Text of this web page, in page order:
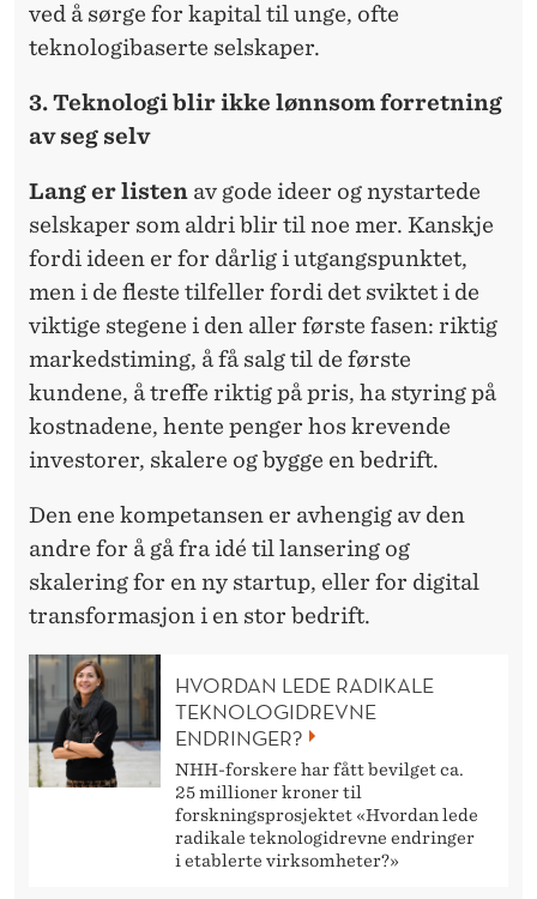
ved å sørge for kapital til unge, ofte
teknologibaserte selskaper.
3. Teknologi blir ikke lønnsom forretning
av seg selv
Lang er listen av gode ideer og nystartede
selskaper som aldri blir til noe mer. Kanskje
fordi ideen er for dårlig i utgangspunktet,
men i de fleste tilfeller fordi det sviktet i de
viktige stegene i den aller første fasen: riktig
markedstiming, å få salg til de første
kundene, å treffe riktig på pris, ha styring på
kostnadene, hente penger hos krevende
investorer, skalere og bygge en bedrift.
Den ene kompetansen er avhengig av den
andre for å gå fra idé til lansering og
skalering for en ny startup, eller for digital
transformasjon i en stor bedrift.
HVORDAN LEDE RADIKALE
TEKNOLOGIDREVNE
ENDRINGER?
NHH-forskere har fått bevilget ca.
25 millioner kroner til
forskningsprosjektet «Hvordan lede
radikale teknologidrevne endringer
i etablerte virksomheter?»